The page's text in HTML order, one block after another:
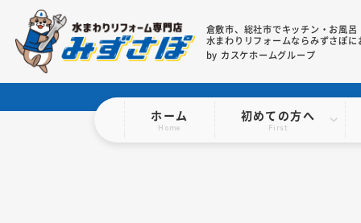
倉敷市、総社市でキッチン・お風
水まわりリフォームならみずさぽに
by カスケホームグループ
ホーム
Home
初めての方へ
First